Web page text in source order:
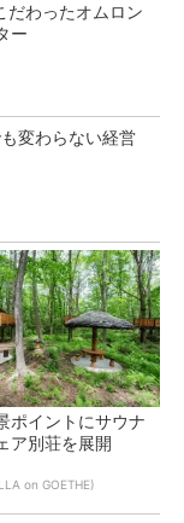
わったオムロン
ー
変わらない経営
ポイントにサウナ
ア別荘を展開
on GOETHE)